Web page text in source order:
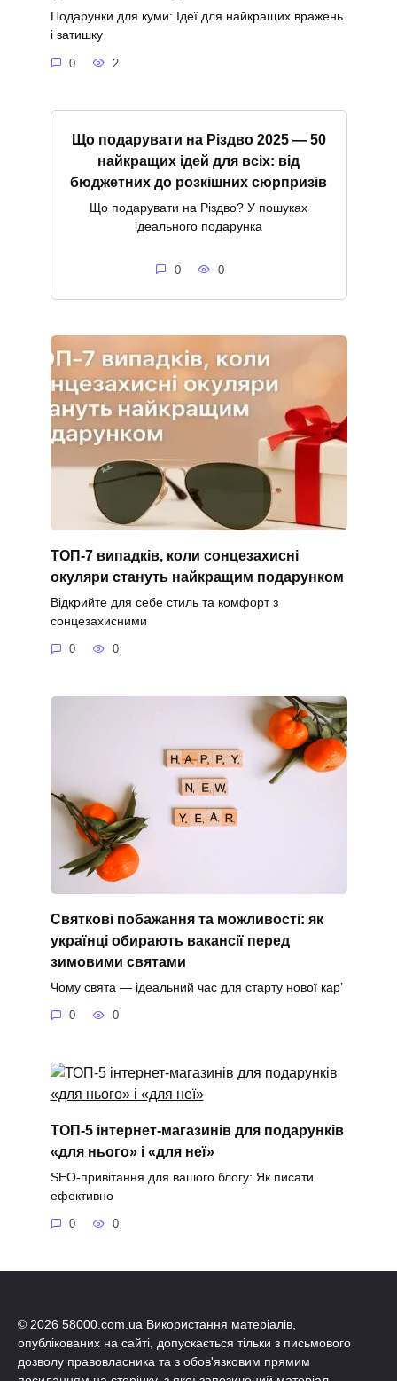
Подарунки для куми: Ідеї для найкращих вражень
і затишку
0 2
Що подарувати на Різдво 2025 — 50
найкращих ідей для всіх: від
бюджетних до розкішних сюрпризів
Що подарувати на Різдво? У пошуках
ідеального подарунка
0 0
ТОП-7 випадків, коли сонцезахисні
окуляри стануть найкращим подарунком
Відкрийте для себе стиль та комфорт з
сонцезахисними
0 0
Святкові побажання та можливості: як
українці обирають вакансії перед
зимовими святами
Чому свята — ідеальний час для старту нової кар’
0 0
ТОП-5 інтернет-магазинів для подарунків
«для нього» і «для неї»
SEO-привітання для вашого блогу: Як писати
ефективно
0 0
© 2026 58000.com.ua Використання матеріалів,
опублікованих на сайті, допускається тільки з письмового
дозволу правовласника та з обов'язковим прямим